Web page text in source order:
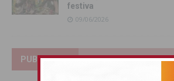
festiva
09/06/2026
PUBLICIDAD